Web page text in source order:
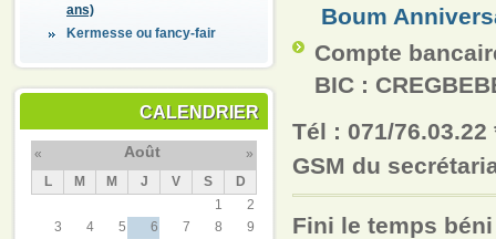
ans)
Kermesse ou fancy-fair
CALENDRIER
« Août
»
L
M M J V S
D
1
2
3
4 5 6 7 8
9
Boum
Compte
BIC :
Tél : 071/76.03.22
GSM du
Fini le temps